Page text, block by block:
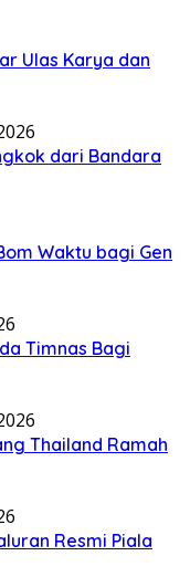
Ulas Karya dan
dari Bandara
Waktu bagi Gen
Timnas Bagi
Thailand Ramah
Resmi Piala